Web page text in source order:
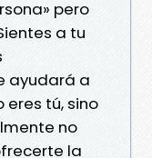
pero
a tu
ayudará a
tú, sino
no
la